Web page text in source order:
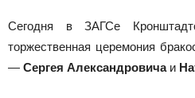
Сегодня в ЗАГСе
торжественная церемония
— Сергея Александровичаи